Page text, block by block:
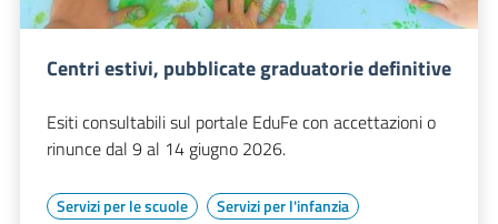
Centri estivi, pubblicate graduatorie definitive
Esiti consultabili sul portale EduFe con accettazioni o
rinunce dal 9 al 14 giugno 2026.
Servizi per le scuole Servizi per l'infanzia